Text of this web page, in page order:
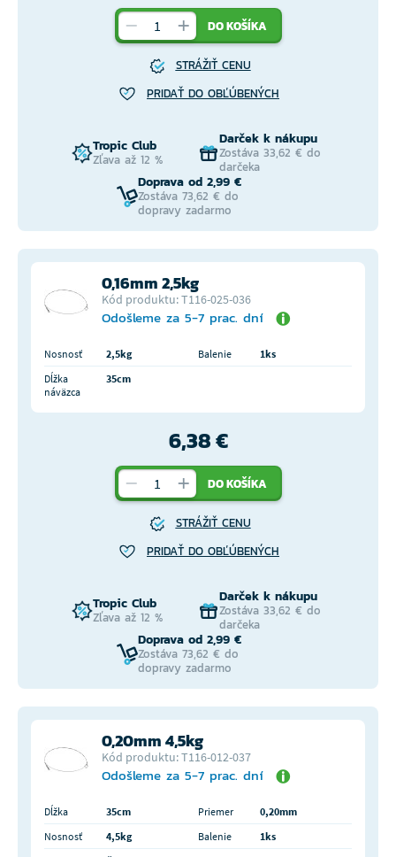
DO KOŠÍKA
STRÁŽIŤ CENU
PRIDAŤ DO OBĽÚBENÝCH
Tropic Club
Zľava až 12 %
Darček k nákupu
Zostáva 33,62 € do
darčeka
Doprava od 2,99 €
Zostáva 73,62 € do
dopravy zadarmo
0,16mm 2,5kg
Kód produktu: T116-025-036
Odošleme za 5-7 prac. dní
Nosnosť 2,5kg Balenie
1ks
Dĺžka
náväzca
35cm
6,38 €
DO KOŠÍKA
STRÁŽIŤ CENU
PRIDAŤ DO OBĽÚBENÝCH
Tropic Club
Zľava až 12 %
Darček k nákupu
Zostáva 33,62 € do
darčeka
Doprava od 2,99 €
Zostáva 73,62 € do
dopravy zadarmo
0,20mm 4,5kg
Kód produktu: T116-012-037
Odošleme za 5-7 prac. dní
Dĺžka 35cm Priemer
0,20mm
Nosnosť
4,5kg Balenie
1ks